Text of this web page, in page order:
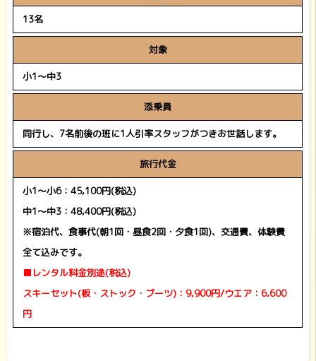
13名
対象
小1～中3
添乗員
同行し、7名前後の班に1人引率スタッフがつきお世話します。
旅行代金
小1～小6：45,100円(税込)
中1～中3：48,400円(税込)
※宿泊代、食事代(朝1回・昼食2回・夕食1回)、交通費、体験費
全て込みです。
■レンタル料金別途(税込)
スキーセット(板・ストック・ブーツ)：9,900円/ウエア：6,600
円